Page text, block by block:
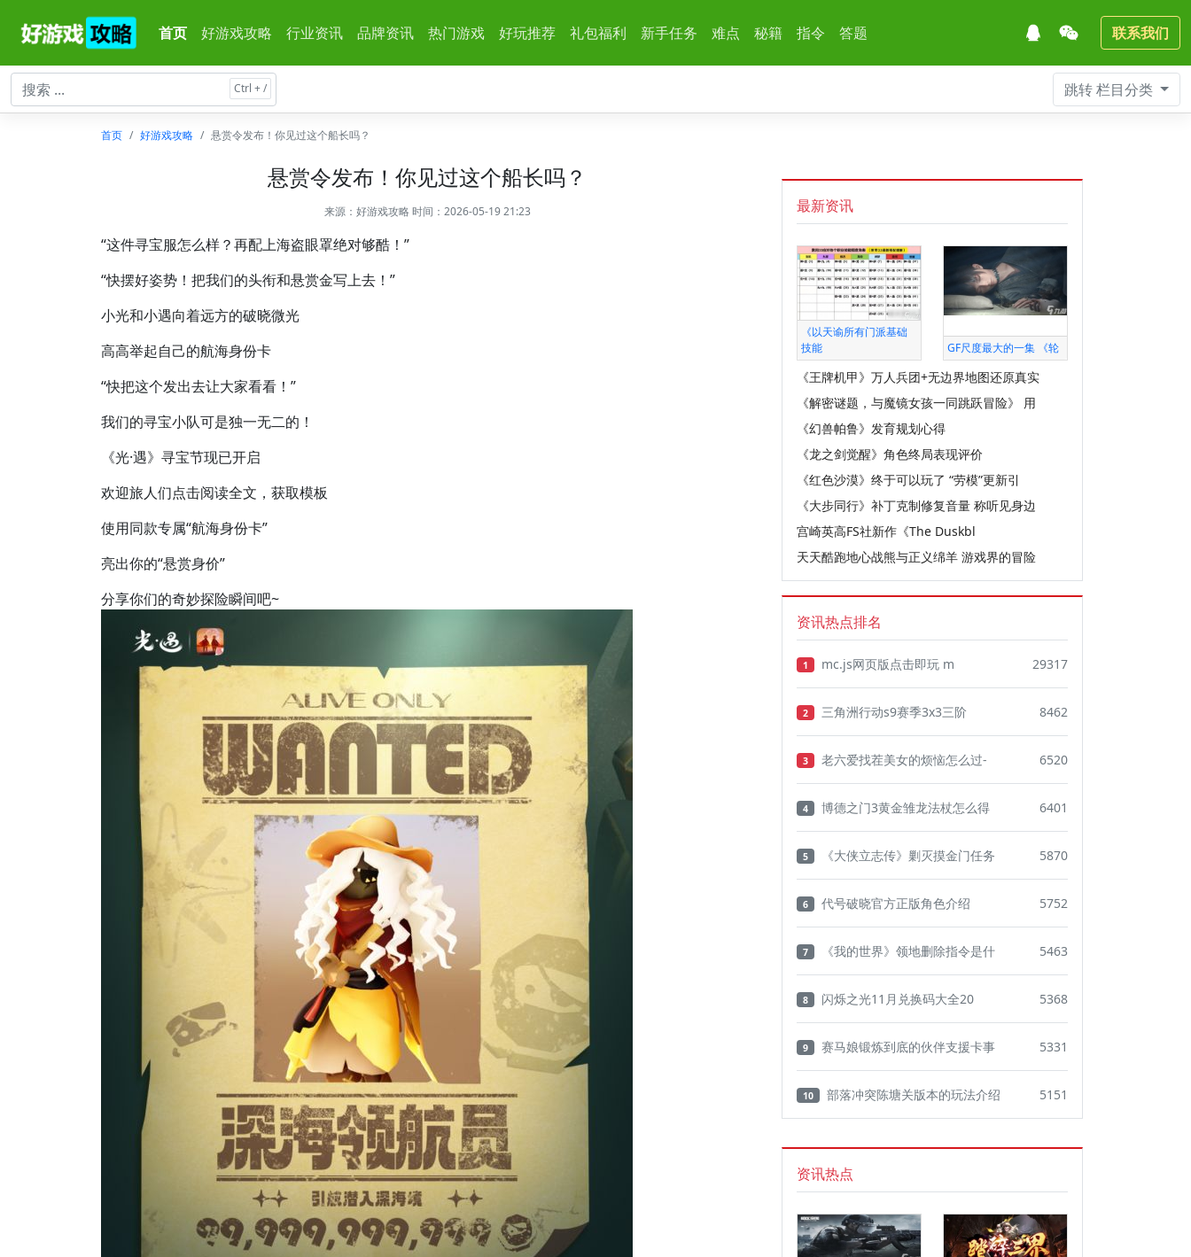
首页 好游戏攻略 行业资讯 品牌资讯 热门游戏 好玩推荐 礼包福利 新手任务 难点 秘籍 指令 答题 联系我们
跳转栏目分类
首页 好游戏攻略 悬赏令发布！你见过这个船长吗？
悬赏令发布！你见过这个船长吗？
来源： 好游戏攻略时间：2026-05-19 21:23
“这件寻宝服怎么样？再配上海盗眼罩绝对够酷！”
“快摆好姿势！把我们的头衔和悬赏金写上去！”
小光和小遇向着远方的破晓微光
高高举起自己的航海身份卡
“快把这个发出去让大家看看！”
我们的寻宝小队可是独一无二的！
《光·遇》寻宝节现已开启
欢迎旅人们点击阅读全文，获取模板
使用同款专属“航海身份卡”
亮出你的“悬赏身价”
分享你们的奇妙探险瞬间吧~
最新资讯
《以天谕所有门派基础
技能
GF尺度最大的一集 《轮
《王牌机甲》万人兵团+无边界地图还原真实
《解密谜题，与魔镜女孩一同跳跃冒险》 用
《幻兽帕鲁》发育规划心得
《龙之剑觉醒》角色终局表现评价
《红色沙漠》终于可以玩了 “劳模”更新引
《大步同行》补丁克制修复音量 称听见身边
宫崎英高FS社新作《The Duskbl
天天酷跑地心战熊与正义绵羊 游戏界的冒险
资讯热点排名
1 mc.js网页版点击即玩 m 29317
2 三角洲行动s9赛季3x3三阶 8462
3 老六爱找茬美女的烦恼怎么过- 6520
4 博德之门3黄金雏龙法杖怎么得 6401
5 《大侠立志传》剿灭摸金门任务 5870
6 代号破晓官方正版角色介绍 5752
7 《我的世界》领地删除指令是什 5463
8 闪烁之光11月兑换码大全20 5368
9 赛马娘锻炼到底的伙伴支援卡事 5331
10 部落冲突陈塘关版本的玩法介绍 5151
资讯热点